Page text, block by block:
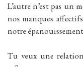
L’autre n’est pas un
nos manques
notre
Tu veux une